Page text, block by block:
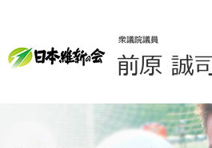
前原誠司（衆議院